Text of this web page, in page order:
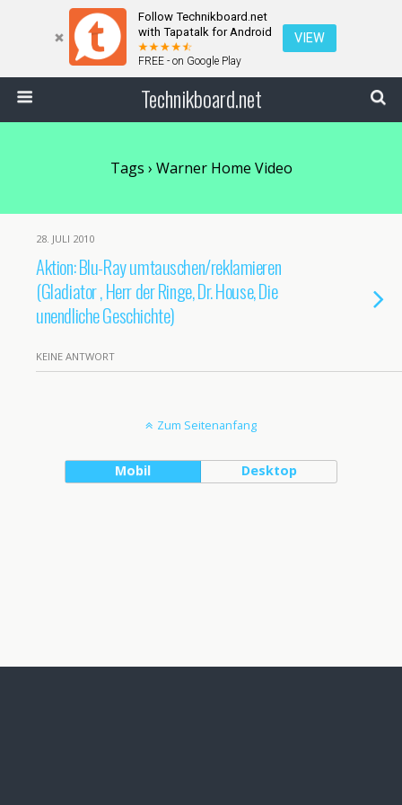
Follow Technikboard.net
with Tapatalk for Android
FREE - on Google Play
VIEW
Technikboard.net
Tags › Warner Home Video
28. JULI 2010
Aktion: Blu-Ray umtauschen/reklamieren
(Gladiator , Herr der Ringe, Dr. House, Die
unendliche Geschichte)
KEINE ANTWORT
Zum Seitenanfang
Mobil Desktop